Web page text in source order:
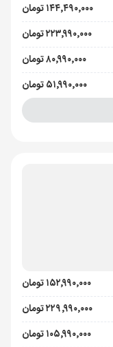
۱۴۴٬۴۹۰٬۰۰۰ تومان
۲۲۳٬۹۹۰٬۰۰۰ تومان
۸۰٬۹۹۰٬۰۰۰ تومان
۵۱٬۹۹۰٬۰۰۰ تومان
۱۵۲٬۹۹۰٬۰۰۰ تومان
۲۲۹٬۹۹۰٬۰۰۰ تومان
۱۰۵٬۹۹۰٬۰۰۰ تومان